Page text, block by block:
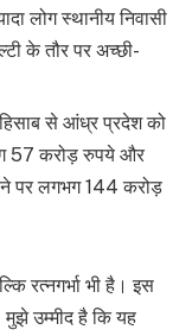
लोग स्थानीय निवासी
के तौर पर अच्छी-
से आंध्र प्रदेश को
57 करोड़ रुपये और
पर लगभग 144 करोड़
रत्नगर्भा भी है। इस
उम्मीद है कि यह